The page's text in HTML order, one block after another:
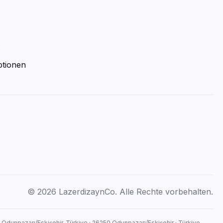
© 2026 LazerdizaynCo. Alle Rechte vorbehalten.